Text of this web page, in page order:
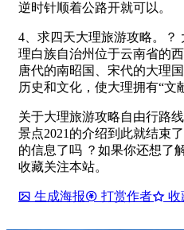
逆时针顺着公路开就可以。
4、求四天大理旅游攻略。？
理白族自治州位于云南省的
唐代的南昭国、宋代的大理
历史和文化，使大理拥有“文
关于大理旅游攻略自由行路
景点2021的介绍到此就结束
的信息了吗 ？如果你还想了
收藏关注本站。
生成海报 打赏作者 收